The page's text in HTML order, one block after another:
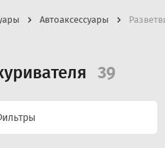
Автоаксессуары
39